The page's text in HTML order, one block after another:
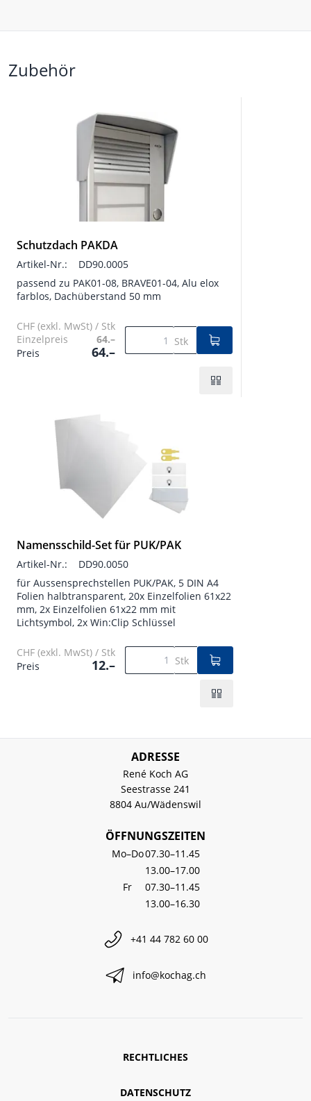
Zubehör
Schutzdach PAKDA
Artikel-Nr.:
DD90.0005
passend zu PAK01-08, BRAVE01-04, Alu elox
farblos, Dachüberstand 50 mm
CHF (exkl. MwSt) / Stk
Einzelpreis
64.–
Preis
64.–
Stk
Namensschild-Set für PUK/PAK
Artikel-Nr.:
DD90.0050
für Aussensprechstellen PUK/PAK, 5 DIN A4
Folien halbtransparent, 20x Einzelfolien 61x22
mm, 2x Einzelfolien 61x22 mm mit
Lichtsymbol, 2x Win:Clip Schlüssel
CHF (exkl. MwSt) / Stk
Preis
12.– Stk
ADRESSE
René Koch AG
Seestrasse 241
8804 Au/Wädenswil
ÖFFNUNGSZEITEN
Mo–Do07.30–11.45
13.00–17.00
Fr
07.30–11.45
13.00–16.30
+41 44 782 60 00
info@kochag.ch
RECHTLICHES
DATENSCHUTZ